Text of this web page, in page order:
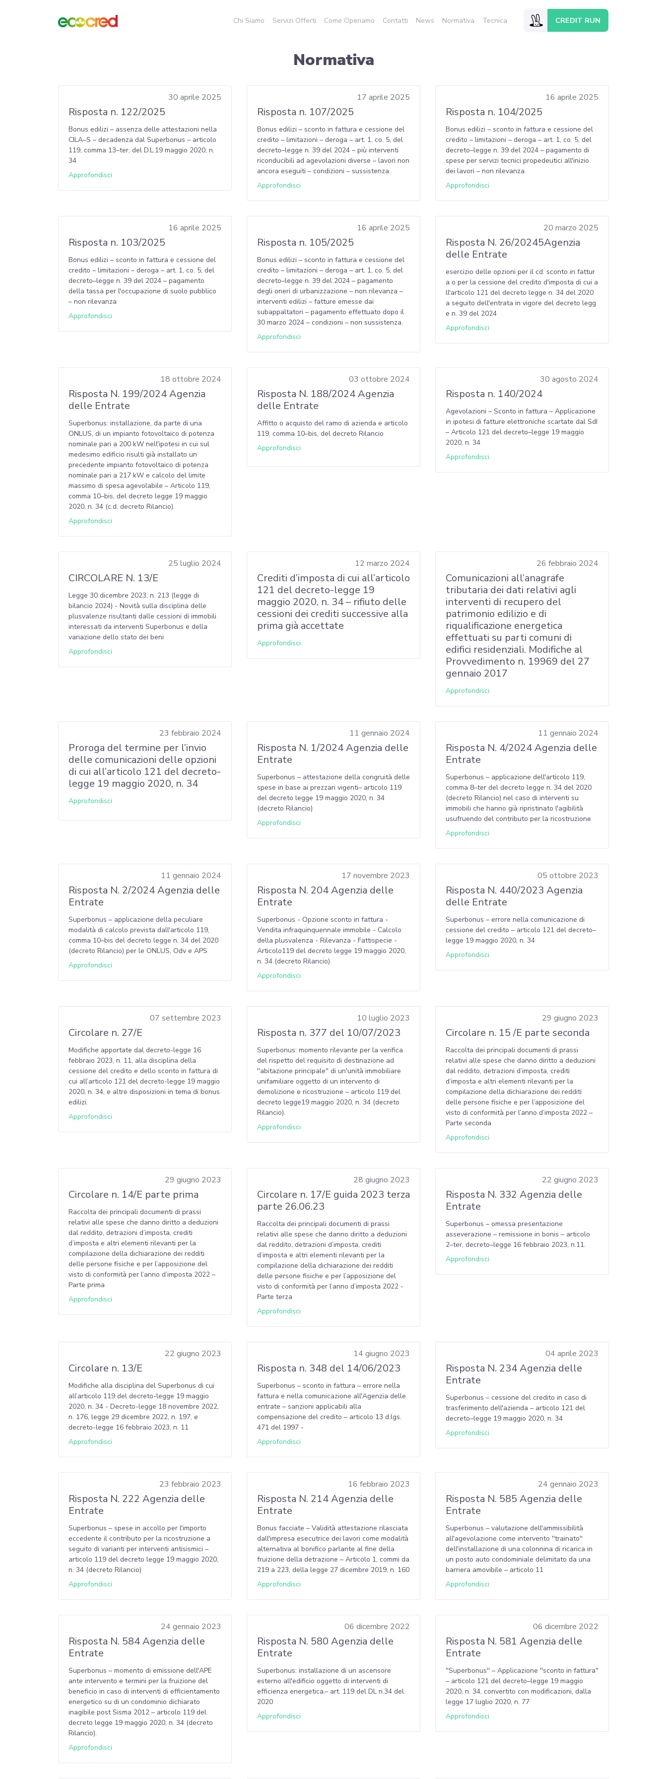
Chi Siamo Servizi Offerti Come Operiamo Contatti News Normativa Tecnica CREDIT RUN
Normativa
30 aprile 2025
Risposta n. 122/2025
Bonus edilizi – assenza delle attestazioni nella
CILA–S – decadenza dal Superbonus – articolo
119, comma 13–ter, del D.L.19 maggio 2020, n.
34
Approfondisci
17 aprile 2025
Risposta n. 107/2025
Bonus edilizi – sconto in fattura e cessione del
credito – limitazioni – deroga – art. 1, co. 5, del
decreto–legge n. 39 del 2024 – più interventi
riconducibili ad agevolazioni diverse – lavori non
ancora eseguiti – condizioni – sussistenza.
Approfondisci
16 aprile 2025
Risposta n. 104/2025
Bonus edilizi – sconto in fattura e cessione del
credito – limitazioni – deroga – art. 1, co. 5, del
decreto–legge n. 39 del 2024 – pagamento di
spese per servizi tecnici propedeutici all'inizio
dei lavori – non rilevanza.
Approfondisci
16 aprile 2025
Risposta n. 103/2025
Bonus edilizi – sconto in fattura e cessione del
credito – limitazioni – deroga – art. 1, co. 5, del
decreto–legge n. 39 del 2024 – pagamento
della tassa per l'occupazione di suolo pubblico
– non rilevanza
Approfondisci
16 aprile 2025
Risposta n. 105/2025
Bonus edilizi – sconto in fattura e cessione del
credito – limitazioni – deroga – art. 1, co. 5, del
decreto–legge n. 39 del 2024 – pagamento
degli oneri di urbanizzazione – non rilevanza –
interventi edilizi – fatture emesse dai
subappaltatori – pagamento effettuato dopo il
30 marzo 2024 – condizioni – non sussistenza.
Approfondisci
20 marzo 2025
Risposta N. 26/20245Agenzia
delle Entrate
esercizio delle opzioni per il cd. sconto in fattur
a o per la cessione del credito d'imposta di cui a
ll'articolo 121 del decreto legge n. 34 del 2020
a seguito dell'entrata in vigore del decreto legg
e n. 39 del 2024
Approfondisci
18 ottobre 2024
Risposta N. 199/2024 Agenzia
delle Entrate
Superbonus: installazione, da parte di una
ONLUS, di un impianto fotovoltaico di potenza
nominale pari a 200 kW nell'ipotesi in cui sul
medesimo edificio risulti già installato un
precedente impianto fotovoltaico di potenza
nominale pari a 217 kW e calcolo del limite
massimo di spesa agevolabile – Articolo 119,
comma 10–bis, del decreto legge 19 maggio
2020, n. 34 (c.d. decreto Rilancio).
Approfondisci
03 ottobre 2024
Risposta N. 188/2024 Agenzia
delle Entrate
Affitto o acquisto del ramo di azienda e articolo
119, comma 10–bis, del decreto Rilancio
Approfondisci
30 agosto 2024
Risposta n. 140/2024
Agevolazioni – Sconto in fattura – Applicazione
in ipotesi di fatture elettroniche scartate dal SdI
– Articolo 121 del decreto–legge 19 maggio
2020, n. 34
Approfondisci
25 luglio 2024
CIRCOLARE N. 13/E
Legge 30 dicembre 2023, n. 213 (legge di
bilancio 2024) - Novità sulla disciplina delle
plusvalenze risultanti dalle cessioni di immobili
interessati da interventi Superbonus e della
variazione dello stato dei beni
Approfondisci
12 marzo 2024
Crediti d’imposta di cui all’articolo
121 del decreto-legge 19
maggio 2020, n. 34 – rifiuto delle
cessioni dei crediti successive alla
prima già accettate
Approfondisci
26 febbraio 2024
Comunicazioni all’anagrafe
tributaria dei dati relativi agli
interventi di recupero del
patrimonio edilizio e di
riqualificazione energetica
effettuati su parti comuni di
edifici residenziali. Modifiche al
Provvedimento n. 19969 del 27
gennaio 2017
Approfondisci
23 febbraio 2024
Proroga del termine per l’invio
delle comunicazioni delle opzioni
di cui all’articolo 121 del decreto-
legge 19 maggio 2020, n. 34
Approfondisci
11 gennaio 2024
Risposta N. 1/2024 Agenzia delle
Entrate
Superbonus – attestazione della congruità delle
spese in base ai prezzari vigenti– articolo 119
del decreto legge 19 maggio 2020, n. 34
(decreto Rilancio)
Approfondisci
11 gennaio 2024
Risposta N. 4/2024 Agenzia delle
Entrate
Superbonus – applicazione dell'articolo 119,
comma 8–ter del decreto legge n. 34 del 2020
(decreto Rilancio) nel caso di interventi su
immobili che hanno già ripristinato l'agibilità
usufruendo del contributo per la ricostruzione
Approfondisci
11 gennaio 2024
Risposta N. 2/2024 Agenzia delle
Entrate
Superbonus – applicazione della peculiare
modalità di calcolo prevista dall'articolo 119,
comma 10–bis del decreto legge n. 34 del 2020
(decreto Rilancio) per le ONLUS, Odv e APS
Approfondisci
17 novembre 2023
Risposta N. 204 Agenzia delle
Entrate
Superbonus - Opzione sconto in fattura -
Vendita infraquinquennale immobile - Calcolo
della plusvalenza - Rilevanza - Fattispecie -
Articolo119 del decreto legge 19 maggio 2020,
n. 34 (decreto Rilancio)
Approfondisci
05 ottobre 2023
Risposta N. 440/2023 Agenzia
delle Entrate
Superbonus – errore nella comunicazione di
cessione del credito – articolo 121 del decreto–
legge 19 maggio 2020, n. 34
Approfondisci
07 settembre 2023
Circolare n. 27/E
Modifiche apportate dal decreto-legge 16
febbraio 2023, n. 11, alla disciplina della
cessione del credito e dello sconto in fattura di
cui all’articolo 121 del decreto-legge 19 maggio
2020, n. 34, e altre disposizioni in tema di bonus
edilizi.
Approfondisci
10 luglio 2023
Risposta n. 377 del 10/07/2023
Superbonus: momento rilevante per la verifica
del rispetto del requisito di destinazione ad
''abitazione principale'' di un'unità immobiliare
unifamiliare oggetto di un intervento di
demolizione e ricostruzione – articolo 119 del
decreto legge19 maggio 2020, n. 34 (decreto
Rilancio).
Approfondisci
29 giugno 2023
Circolare n. 15 /E parte seconda
Raccolta dei principali documenti di prassi
relativi alle spese che danno diritto a deduzioni
dal reddito, detrazioni d’imposta, crediti
d’imposta e altri elementi rilevanti per la
compilazione della dichiarazione dei redditi
delle persone fisiche e per l’apposizione del
visto di conformità per l’anno d’imposta 2022 –
Parte seconda
Approfondisci
29 giugno 2023
Circolare n. 14/E parte prima
Raccolta dei principali documenti di prassi
relativi alle spese che danno diritto a deduzioni
dal reddito, detrazioni d’imposta, crediti
d’imposta e altri elementi rilevanti per la
compilazione della dichiarazione dei redditi
delle persone fisiche e per l’apposizione del
visto di conformità per l’anno d’imposta 2022 –
Parte prima
Approfondisci
28 giugno 2023
Circolare n. 17/E guida 2023 terza
parte 26.06.23
Raccolta dei principali documenti di prassi
relativi alle spese che danno diritto a deduzioni
dal reddito, detrazioni d’imposta, crediti
d’imposta e altri elementi rilevanti per la
compilazione della dichiarazione dei redditi
delle persone fisiche e per l’apposizione del
visto di conformità per l’anno d’imposta 2022 -
Parte terza
Approfondisci
22 giugno 2023
Risposta N. 332 Agenzia delle
Entrate
Superbonus – omessa presentazione
asseverazione – remissione in bonis – articolo
2–ter, decreto–legge 16 febbraio 2023, n.11.
Approfondisci
22 giugno 2023
Circolare n. 13/E
Modifiche alla disciplina del Superbonus di cui
all’articolo 119 del decreto-legge 19 maggio
2020, n. 34 - Decreto-legge 18 novembre 2022,
n. 176, legge 29 dicembre 2022, n. 197, e
decreto-legge 16 febbraio 2023, n. 11
Approfondisci
14 giugno 2023
Risposta n. 348 del 14/06/2023
Superbonus – sconto in fattura – errore nella
fattura e nella comunicazione all'Agenzia delle
entrate – sanzioni applicabili alla
compensazione del credito – articolo 13 d.lgs.
471 del 1997 -
Approfondisci
04 aprile 2023
Risposta N. 234 Agenzia delle
Entrate
Superbonus – cessione del credito in caso di
trasferimento dell'azienda – articolo 121 del
decreto–legge 19 maggio 2020, n. 34
Approfondisci
23 febbraio 2023
Risposta N. 222 Agenzia delle
Entrate
Superbonus – spese in accollo per l'importo
eccedente il contributo per la ricostruzione a
seguito di varianti per interventi antisismici –
articolo 119 del decreto legge 19 maggio 2020,
n. 34 (decreto Rilancio)
Approfondisci
16 febbraio 2023
Risposta N. 214 Agenzia delle
Entrate
Bonus facciate – Validità attestazione rilasciata
dall'impresa esecutrice dei lavori come modalità
alternativa al bonifico parlante al fine della
fruizione della detrazione – Articolo 1, commi da
219 a 223, della legge 27 dicembre 2019, n. 160
Approfondisci
24 gennaio 2023
Risposta N. 585 Agenzia delle
Entrate
Superbonus – valutazione dell'ammissibilità
all'agevolazione come intervento ''trainato''
dell'installazione di una colonnina di ricarica in
un posto auto condominiale delimitato da una
barriera amovibile – articolo 11
Approfondisci
24 gennaio 2023
Risposta N. 584 Agenzia delle
Entrate
Superbonus – momento di emissione dell'APE
ante intervento e termini per la fruizione del
beneficio in caso di interventi di efficientamento
energetico su di un condominio dichiarato
inagibile post Sisma 2012 – articolo 119 del
decreto legge 19 maggio 2020, n. 34 (decreto
Rilancio).
Approfondisci
06 dicembre 2022
Risposta N. 580 Agenzia delle
Entrate
Superbonus: installazione di un ascensore
esterno all'edificio oggetto di interventi di
efficienza energetica.– art. 119 del DL n.34 del
2020
Approfondisci
06 dicembre 2022
Risposta N. 581 Agenzia delle
Entrate
''Superbonus'' – Applicazione ''sconto in fattura''
– articolo 121 del decreto–legge 19 maggio
2020, n. 34, convertito con modificazioni, dalla
legge 17 luglio 2020, n. 77
Approfondisci